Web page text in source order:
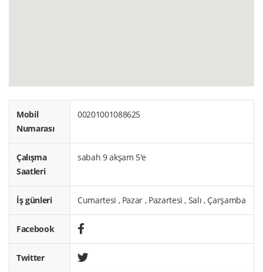
Mobil
Numarası
00201001088625
Çalışma
Saatleri
sabah 9 akşam 5'e
İş günleri Cumartesi , Pazar , Pazartesi , Salı , Çarşamba
Facebook
Twitter